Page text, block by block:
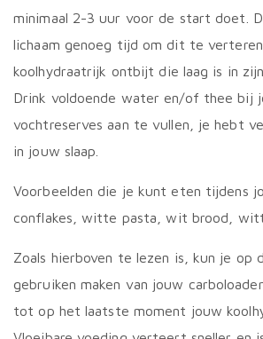
minimaal 2-3 uur voor de start doet.
lichaam genoeg tijd om dit te
koolhydraatrijk ontbijt die laag is in
Drink voldoende water en/of thee bij
vochtreserves aan te vullen, je hebt
in jouw slaap.
Voorbeelden die je kunt eten tijdens
conflakes, witte pasta, wit brood,
Zoals hierboven te lezen is, kun je op
gebruiken maken van jouw
tot op het laatste moment jouw